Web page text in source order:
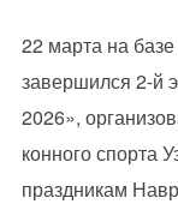
22 марта на
завершился 2-й
2026»,
конного спорта
праздникам